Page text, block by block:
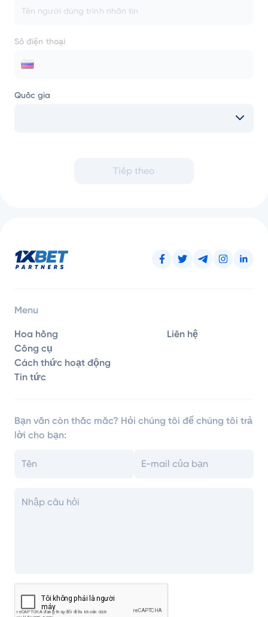
Số điện thoại
Quốc gia
Tiếp theo
Menu
Hoa hồng
Công cụ
Cách thức hoạt động
Tin tức
Liên hệ
Bạn vẫn còn thắc mắc? Hỏi chúng tôi để chúng tôi trả
lời cho bạn: